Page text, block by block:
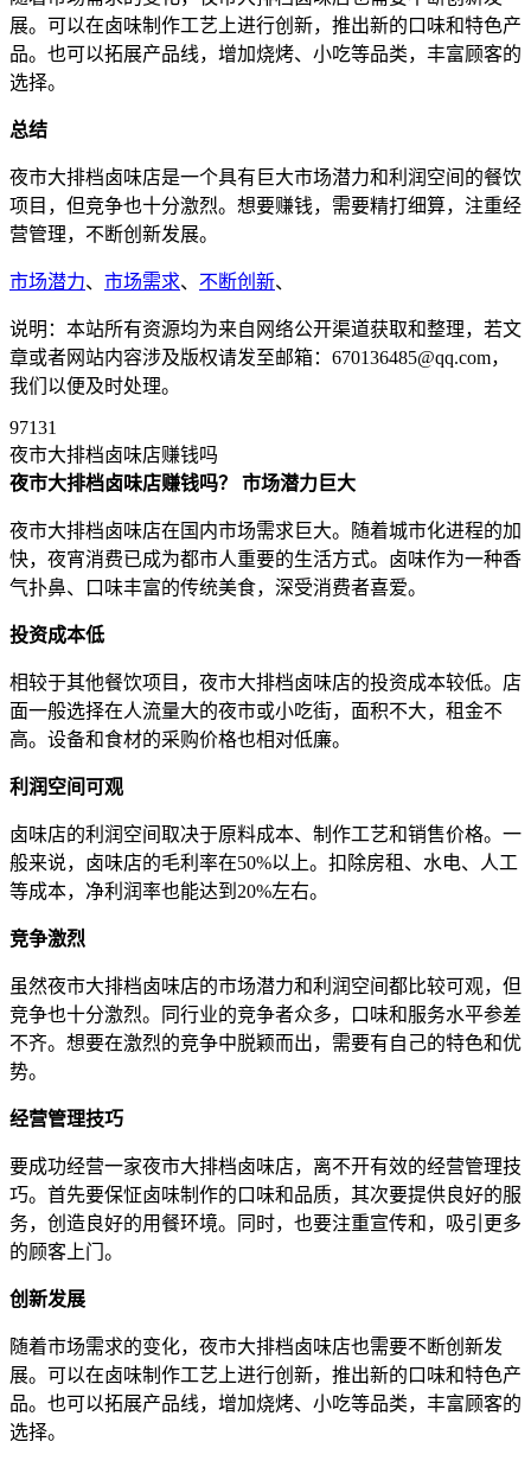
展。可以在卤味制作工艺上进行创新，推出新的口味和特色产
品。也可以拓展产品线，增加烧烤、小吃等品类，丰富顾客的
选择。
总结
夜市大排档卤味店是一个具有巨大市场潜力和利润空间的餐饮
项目，但竞争也十分激烈。想要赚钱，需要精打细算，注重经
营管理，不断创新发展。
市场潜力、 市场需求、 不断创新、
说明：本站所有资源均为来自网络公开渠道获取和整理，若文
章或者网站内容涉及版权请发至邮箱：670136485@qq.com，
我们以便及时处理。
97131
夜市大排档卤味店赚钱吗
夜市大排档卤味店赚钱吗？
市场潜力巨大
夜市大排档卤味店在国内市场需求巨大。随着城市化进程的加
快，夜宵消费已成为都市人重要的生活方式。卤味作为一种香
气扑鼻、口味丰富的传统美食，深受消费者喜爱。
投资成本低
相较于其他餐饮项目，夜市大排档卤味店的投资成本较低。店
面一般选择在人流量大的夜市或小吃街，面积不大，租金不
高。设备和食材的采购价格也相对低廉。
利润空间可观
卤味店的利润空间取决于原料成本、制作工艺和销售价格。一
般来说，卤味店的毛利率在50%以上。扣除房租、水电、人工
等成本，净利润率也能达到20%左右。
竞争激烈
虽然夜市大排档卤味店的市场潜力和利润空间都比较可观，但
竞争也十分激烈。同行业的竞争者众多，口味和服务水平参差
不齐。想要在激烈的竞争中脱颖而出，需要有自己的特色和优
势。
经营管理技巧
要成功经营一家夜市大排档卤味店，离不开有效的经营管理技
巧。首先要保怔卤味制作的口味和品质，其次要提供良好的服
务，创造良好的用餐环境。同时，也要注重宣传和，吸引更多
的顾客上门。
创新发展
随着市场需求的变化，夜市大排档卤味店也需要不断创新发
展。可以在卤味制作工艺上进行创新，推出新的口味和特色产
品。也可以拓展产品线，增加烧烤、小吃等品类，丰富顾客的
选择。